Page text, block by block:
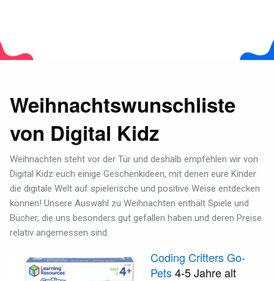
Weihnachtswunschliste
von Digital Kidz
Weihnachten steht vor der Tür und deshalb empfehlen wir von
Digital Kidz euch einige Geschenkideen, mit denen eure Kinder
die digitale Welt auf spielerische und positive Weise entdecken
können! Unsere Auswahl zu Weihnachten enthält Spiele und
Bücher, die uns besonders gut gefallen haben und deren Preise
relativ angemessen sind.
Coding Critters Go-
Pets4-5 Jahre alt